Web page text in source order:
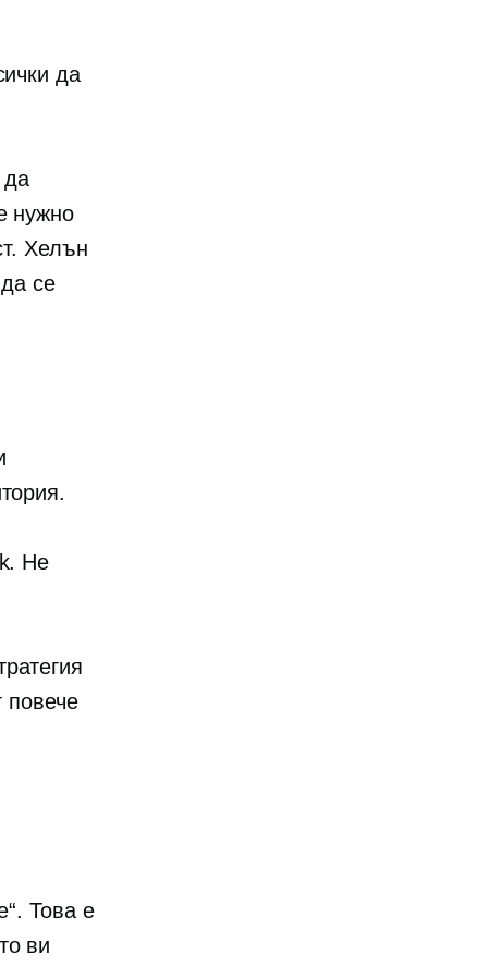
да
да
нужно
Хелън
се
Не
повече
Това е
ви